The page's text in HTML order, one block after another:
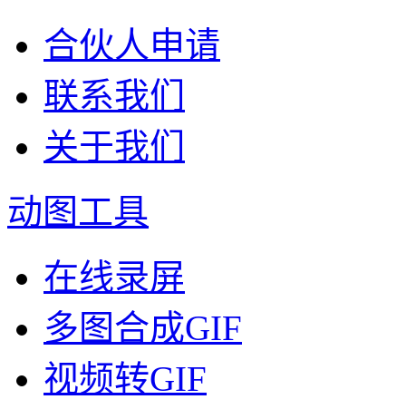
合伙人申请
联系我们
关于我们
动图工具
在线录屏
多图合成GIF
视频转GIF